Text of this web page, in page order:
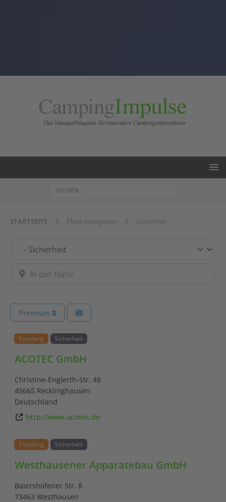
STARTSEITE Place-Kategorien Sicherheit
Kategorie
In der Nähe
Premium
Empfang Sicherheit
ACOTEC GmbH
Christine-Englerth-Str. 48
45665 Recklinghausen
Deutschland
http://www.acotec.de
Empfang Sicherheit
Westhausener Apparatebau GmbH
Baiershofener Str. 8
73463 Westhausen